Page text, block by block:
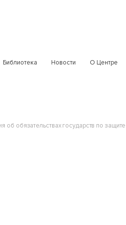
Библиотека Новости О Центре